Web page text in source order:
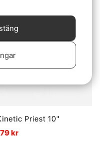
Slutsåld
Priest 10''
kr